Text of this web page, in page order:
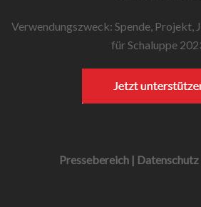
Verwendungszweck: Spende, Projekt,
für Schaluppe
Pressebereich| Datenschutz